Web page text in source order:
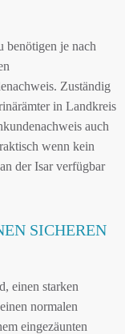
je nach
Zuständig
in Landkreis
auch
wenn kein
der Isar verfügbar
SICHEREN
einen starken
normalen
eingezäunten